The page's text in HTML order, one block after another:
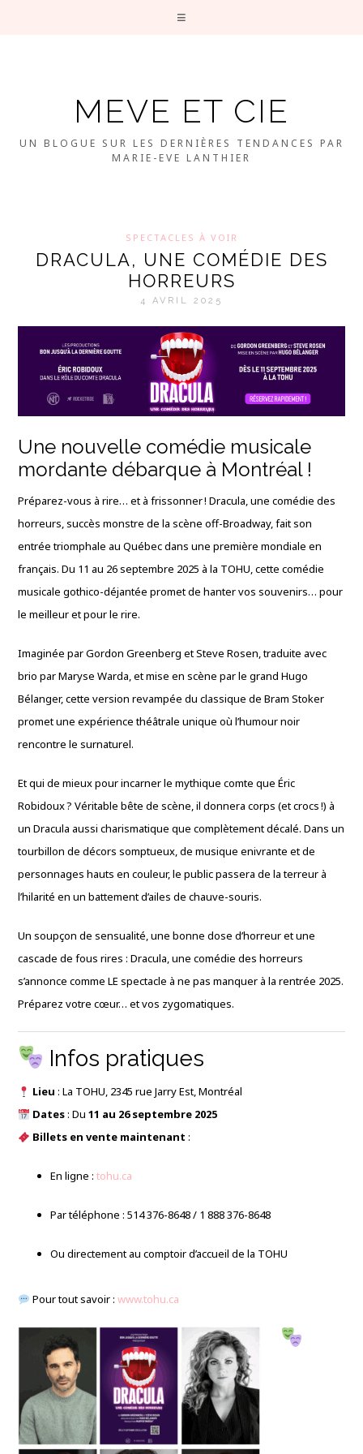
MEVE ET CIE
UN BLOGUE SUR LES DERNIÈRES TENDANCES PAR
MARIE-EVE LANTHIER
SPECTACLES À VOIR
DRACULA, UNE COMÉDIE DES
HORREURS
4 AVRIL 2025
Une nouvelle comédie musicale
mordante débarque à Montréal !
Préparez-vous à rire… et à frissonner ! Dracula, une comédie des
horreurs, succès monstre de la scène off-Broadway, fait son
entrée triomphale au Québec dans une première mondiale en
français. Du 11 au 26 septembre 2025 à la TOHU, cette comédie
musicale gothico-déjantée promet de hanter vos souvenirs… pour
le meilleur et pour le rire.
Imaginée par Gordon Greenberg et Steve Rosen, traduite avec
brio par Maryse Warda, et mise en scène par le grand Hugo
Bélanger, cette version revampée du classique de Bram Stoker
promet une expérience théâtrale unique où l’humour noir
rencontre le surnaturel.
Et qui de mieux pour incarner le mythique comte que Éric
Robidoux ? Véritable bête de scène, il donnera corps (et crocs !) à
un Dracula aussi charismatique que complètement décalé. Dans un
tourbillon de décors somptueux, de musique enivrante et de
personnages hauts en couleur, le public passera de la terreur à
l’hilarité en un battement d’ailes de chauve-souris.
Un soupçon de sensualité, une bonne dose d’horreur et une
cascade de fous rires : Dracula, une comédie des horreurs
s’annonce comme LE spectacle à ne pas manquer à la rentrée 2025.
Préparez votre cœur… et vos zygomatiques.
Infos pratiques
Lieu : La TOHU, 2345 rue Jarry Est, Montréal
Dates: Du11 au 26 septembre 2025
Billets en vente maintenant :
En ligne :tohu.ca
Par téléphone : 514 376-8648 / 1 888 376-8648
Ou directement au comptoir d’accueil de la TOHU
Pour tout savoir :www.tohu.ca